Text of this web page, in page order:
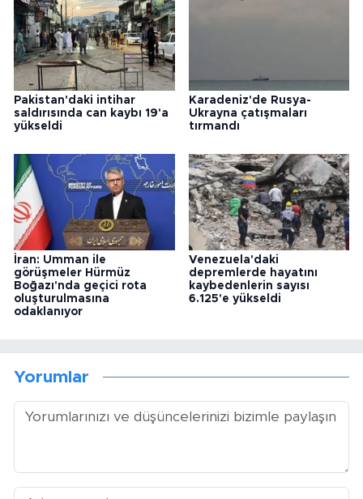
Pakistan'daki intihar
saldırısında can kaybı 19'a
yükseldi
Karadeniz'de Rusya-
Ukrayna çatışmaları
tırmandı
İran: Umman ile
görüşmeler Hürmüz
Boğazı'nda geçici rota
oluşturulmasına
odaklanıyor
Venezuela'daki
depremlerde hayatını
kaybedenlerin sayısı
6.125'e yükseldi
Yorumlar